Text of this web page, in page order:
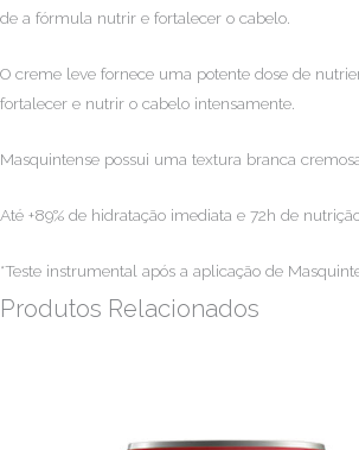
de a fórmula nutrir e fortalecer o cabelo.
O creme leve fornece uma potente dose de
fortalecer e nutrir o cabelo intensamente.
Masquintense possui uma textura branca
Até +89% de hidratação imediata e 72h de
*Teste instrumental após a aplicação de
Produtos Relacionados